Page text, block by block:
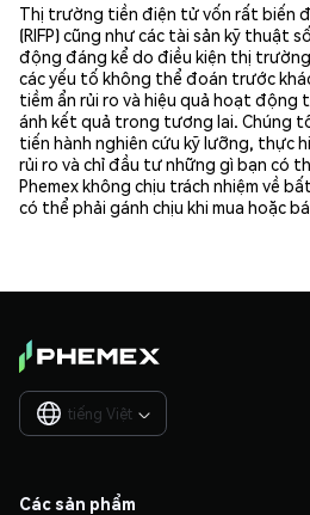
Thị trường tiền điện tử vốn rất biến
(RIFP) cũng như các tài sản kỹ thuật
động đáng kể do điều kiện thị
các yếu tố không thể đoán trước
tiềm ẩn rủi ro và hiệu quả hoạt động
ánh kết quả trong tương lai. Chúng
tiến hành nghiên cứu kỹ lưỡng, thực
rủi ro và chỉ đầu tư những gì bạn có
Phemex không chịu trách nhiệm về
có thể phải gánh chịu khi mua hoặc
tiếng Việt 
Các sản phẩm